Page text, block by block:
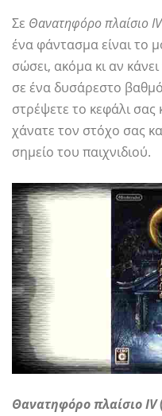
Σε Θανατηφόρο πλαίσιο IV
ένα φάντασμα είναι το
σώσει, ακόμα κι αν
σε ένα δυσάρεστο
στρέψετε το κεφάλι
χάνατε τον στόχο σας
σημείο του παιχνιδιού.
Θανατηφόρο πλαίσιο IV